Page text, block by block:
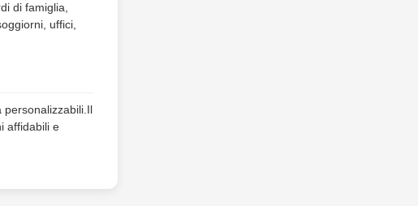
di famiglia,
uffici,
personalizzabili.Il
affidabili e